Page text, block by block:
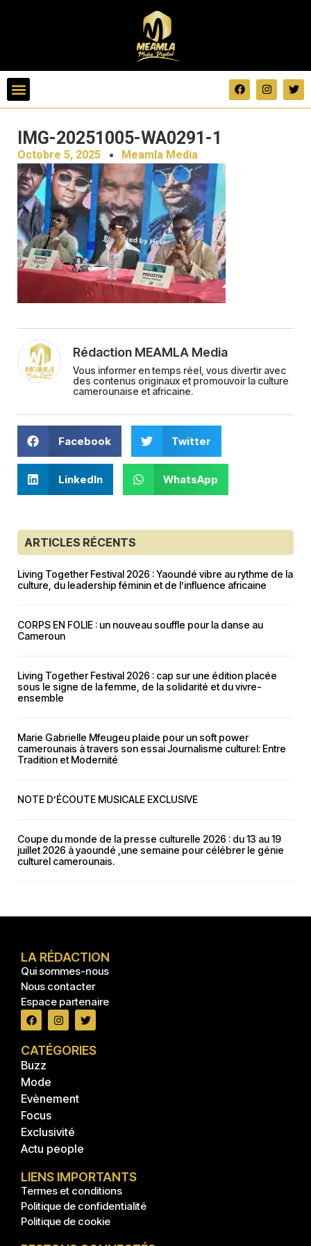
IMG-20251005-WA0291-1
Octobre 5, 2025 Meamla Media
Rédaction MEAMLA Media
Vous informer en temps réel, vous divertir avec
des contenus originaux et promouvoir la culture
camerounaise et africaine.
Facebook Twitter
LinkedIn WhatsApp
ARTICLES RÉCENTS
Living Together Festival 2026 : Yaoundé vibre au rythme de la
culture, du leadership féminin et de l’influence africaine
CORPS EN FOLIE : un nouveau souffle pour la danse au
Cameroun
Living Together Festival 2026 : cap sur une édition placée
sous le signe de la femme, de la solidarité et du vivre-
ensemble
Marie Gabrielle Mfeugeu plaide pour un soft power
camerounais à travers son essai Journalisme culturel: Entre
Tradition et Modernité
NOTE D’ÉCOUTE MUSICALE EXCLUSIVE
Coupe du monde de la presse culturelle 2026 : du 13 au 19
juillet 2026 à yaoundé ,une semaine pour célébrer le génie
culturel camerounais.
LA RÉDACTION
Qui sommes-nous
Nous contacter
Espace partenaire
CATÉGORIES
Buzz
Mode
Evènement
Focus
Exclusivité
Actu people
LIENS IMPORTANTS
Termes et conditions
Politique de confidentialité
Politique de cookie